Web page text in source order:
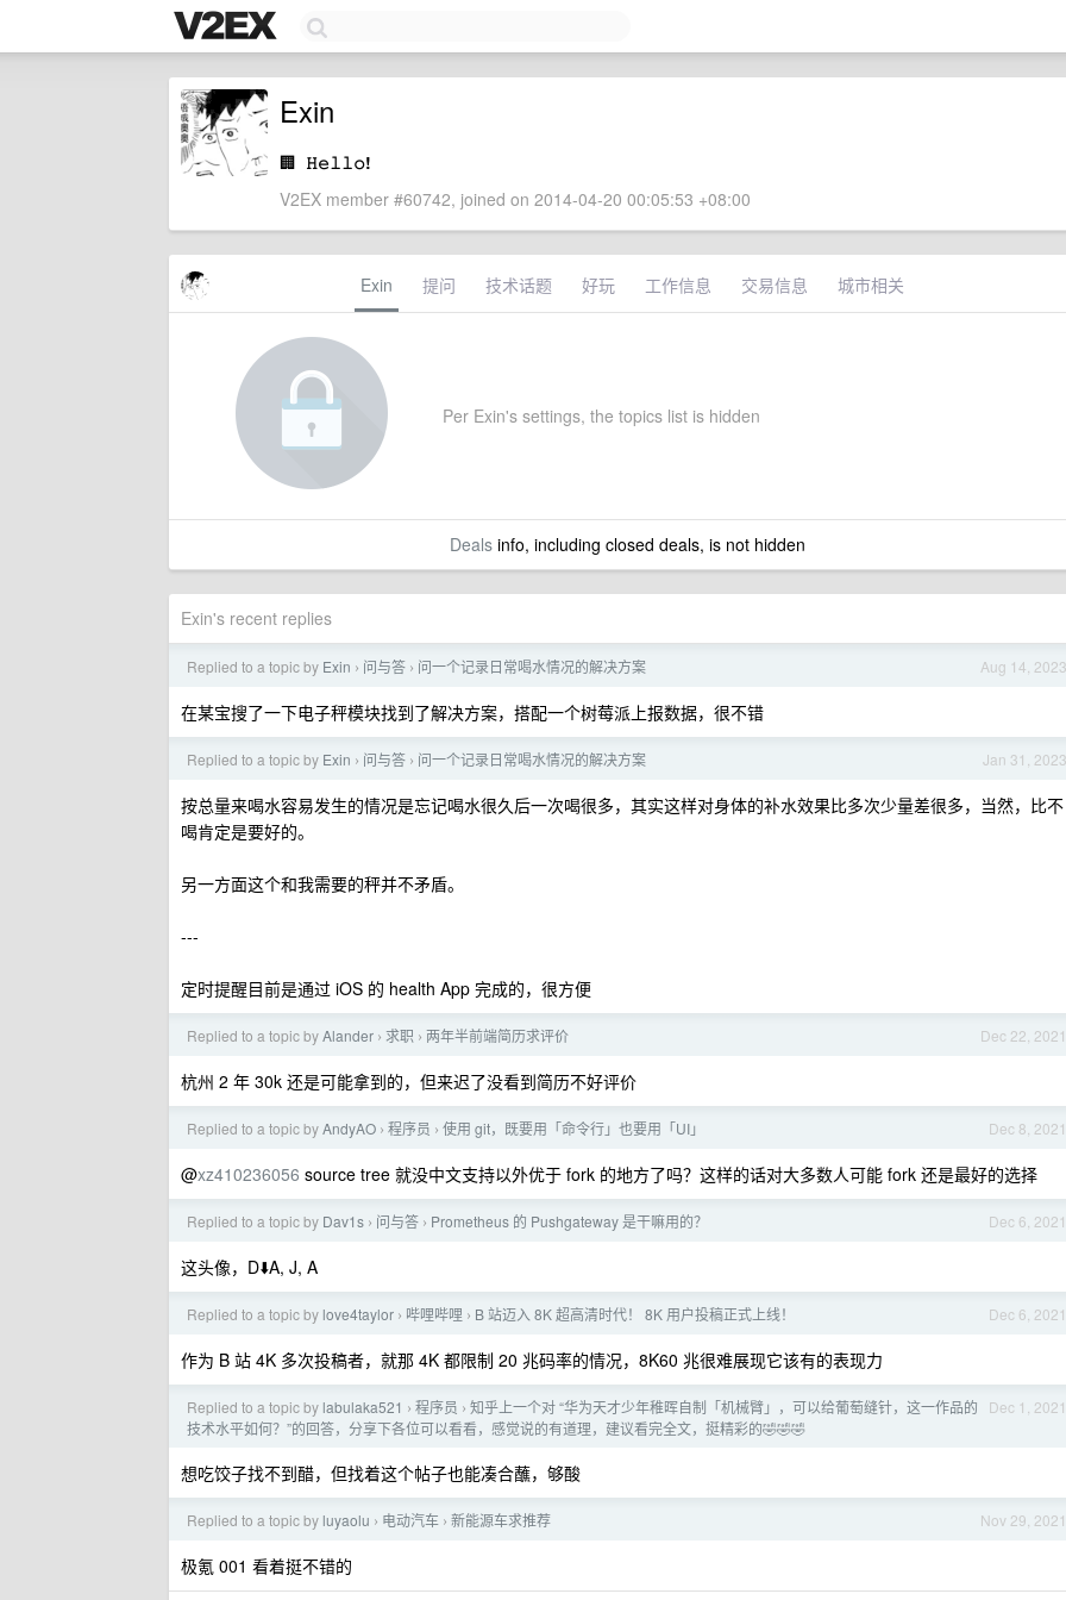
Exin
🏢 𝙷𝚎𝚕𝚕𝚘!
V2EX member #60742, joined on 2014-04-20 00:05:53 +08:00
Exin 提问 技术话题 好玩 工作信息 交易信息 城市相关
Per Exin's settings, the topics list is hidden
Dealsinfo, including closed deals, is not hidden
Exin's recent replies
Aug 14, 2023
Replied to a topic by Exin › 问与答 › 问一个记录日常喝水情况的解决方案
在某宝搜了一下电子秤模块找到了解决方案，搭配一个树莓派上报数据，很不错
Jan 31, 2023
Replied to a topic by Exin › 问与答 › 问一个记录日常喝水情况的解决方案
按总量来喝水容易发生的情况是忘记喝水很久后一次喝很多，其实这样对身体的补水效果比多次少量差很多，当然，比不
喝肯定是要好的。
另一方面这个和我需要的秤并不矛盾。
---
定时提醒目前是通过 iOS 的 health App 完成的，很方便
Dec 22, 2021
Replied to a topic byAlander › 求职 › 两年半前端简历求评价
杭州 2 年 30k 还是可能拿到的，但来迟了没看到简历不好评价
Dec 8, 2021
Replied to a topic byAndyAO › 程序员 › 使用 git，既要用「命令行」也要用「UI」
@xz410236056 source tree 就没中文支持以外优于 fork 的地方了吗？这样的话对大多数人可能 fork 还是最好的选择
Dec 6, 2021
Replied to a topic by Dav1s › 问与答 › Prometheus 的 Pushgateway 是干嘛用的？
这头像，D⬇️A, J, A
Dec 6, 2021
Replied to a topic by love4taylor › 哔哩哔哩 › B 站迈入 8K 超高清时代！ 8K 用户投稿正式上线！
作为 B 站 4K 多次投稿者，就那 4K 都限制 20 兆码率的情况，8K60 兆很难展现它该有的表现力
Dec 1, 2021
Replied to a topic by labulaka521 › 程序员 › 知乎上一个对 “华为天才少年稚晖自制「机械臂」，可以给葡萄缝针，这一作品的
技术水平如何？”的回答，分享下各位可以看看，感觉说的有道理，建议看完全文，挺精彩的🤣🤣🤣
想吃饺子找不到醋，但找着这个帖子也能凑合蘸，够酸
Nov 29, 2021
Replied to a topic by luyaolu › 电动汽车 › 新能源车求推荐
极氪 001 看着挺不错的